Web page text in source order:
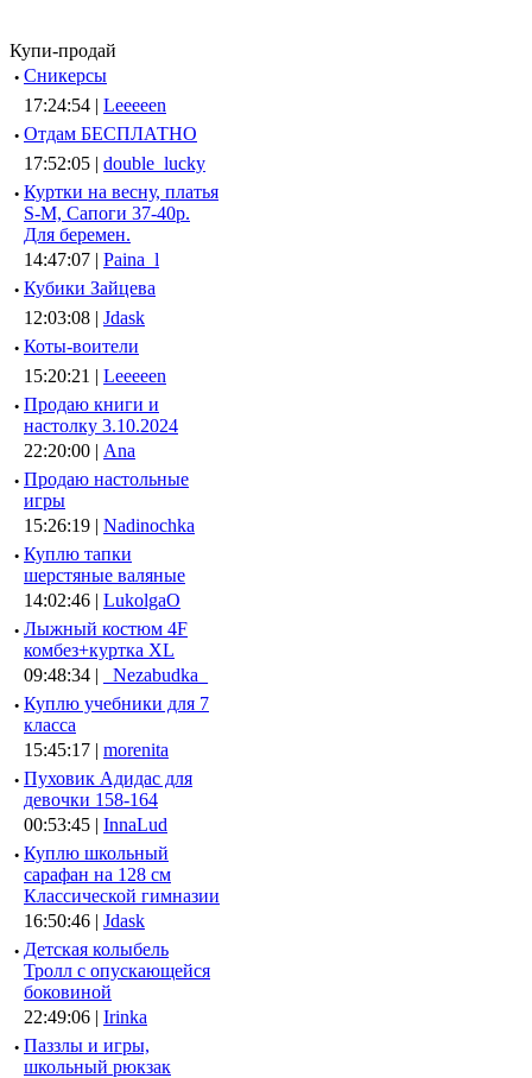
Купи-продай
· Сникерсы
17:24:54 | Leeeeen
· Отдам БЕСПЛАТНО
17:52:05 | double_lucky
· Куртки на весну, платья
S-M, Сапоги 37-40р.
Для беремен.
14:47:07 | Paina_l
· Кубики Зайцева
12:03:08 | Jdask
· Коты-воители
15:20:21 | Leeeeen
· Продаю книги и
настолку 3.10.2024
22:20:00 | Ana
· Продаю настольные
игры
15:26:19 | Nadinochka
· Куплю тапки
шерстяные валяные
14:02:46 | LukolgaO
· Лыжный костюм 4F
комбез+куртка XL
09:48:34 |
_Nezabudka_
· Куплю учебники для 7
класса
15:45:17 | morenita
· Пуховик Адидас для
девочки 158-164
00:53:45 | InnaLud
· Куплю школьный
сарафан на 128 см
Классической гимназии
16:50:46 | Jdask
· Детская колыбель
Тролл с опускающейся
боковиной
22:49:06 | Irinka
· Паззлы и игры,
школьный рюкзак